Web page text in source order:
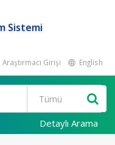
Sistemi
Araştırmacı Girişi English
Detaylı Arama